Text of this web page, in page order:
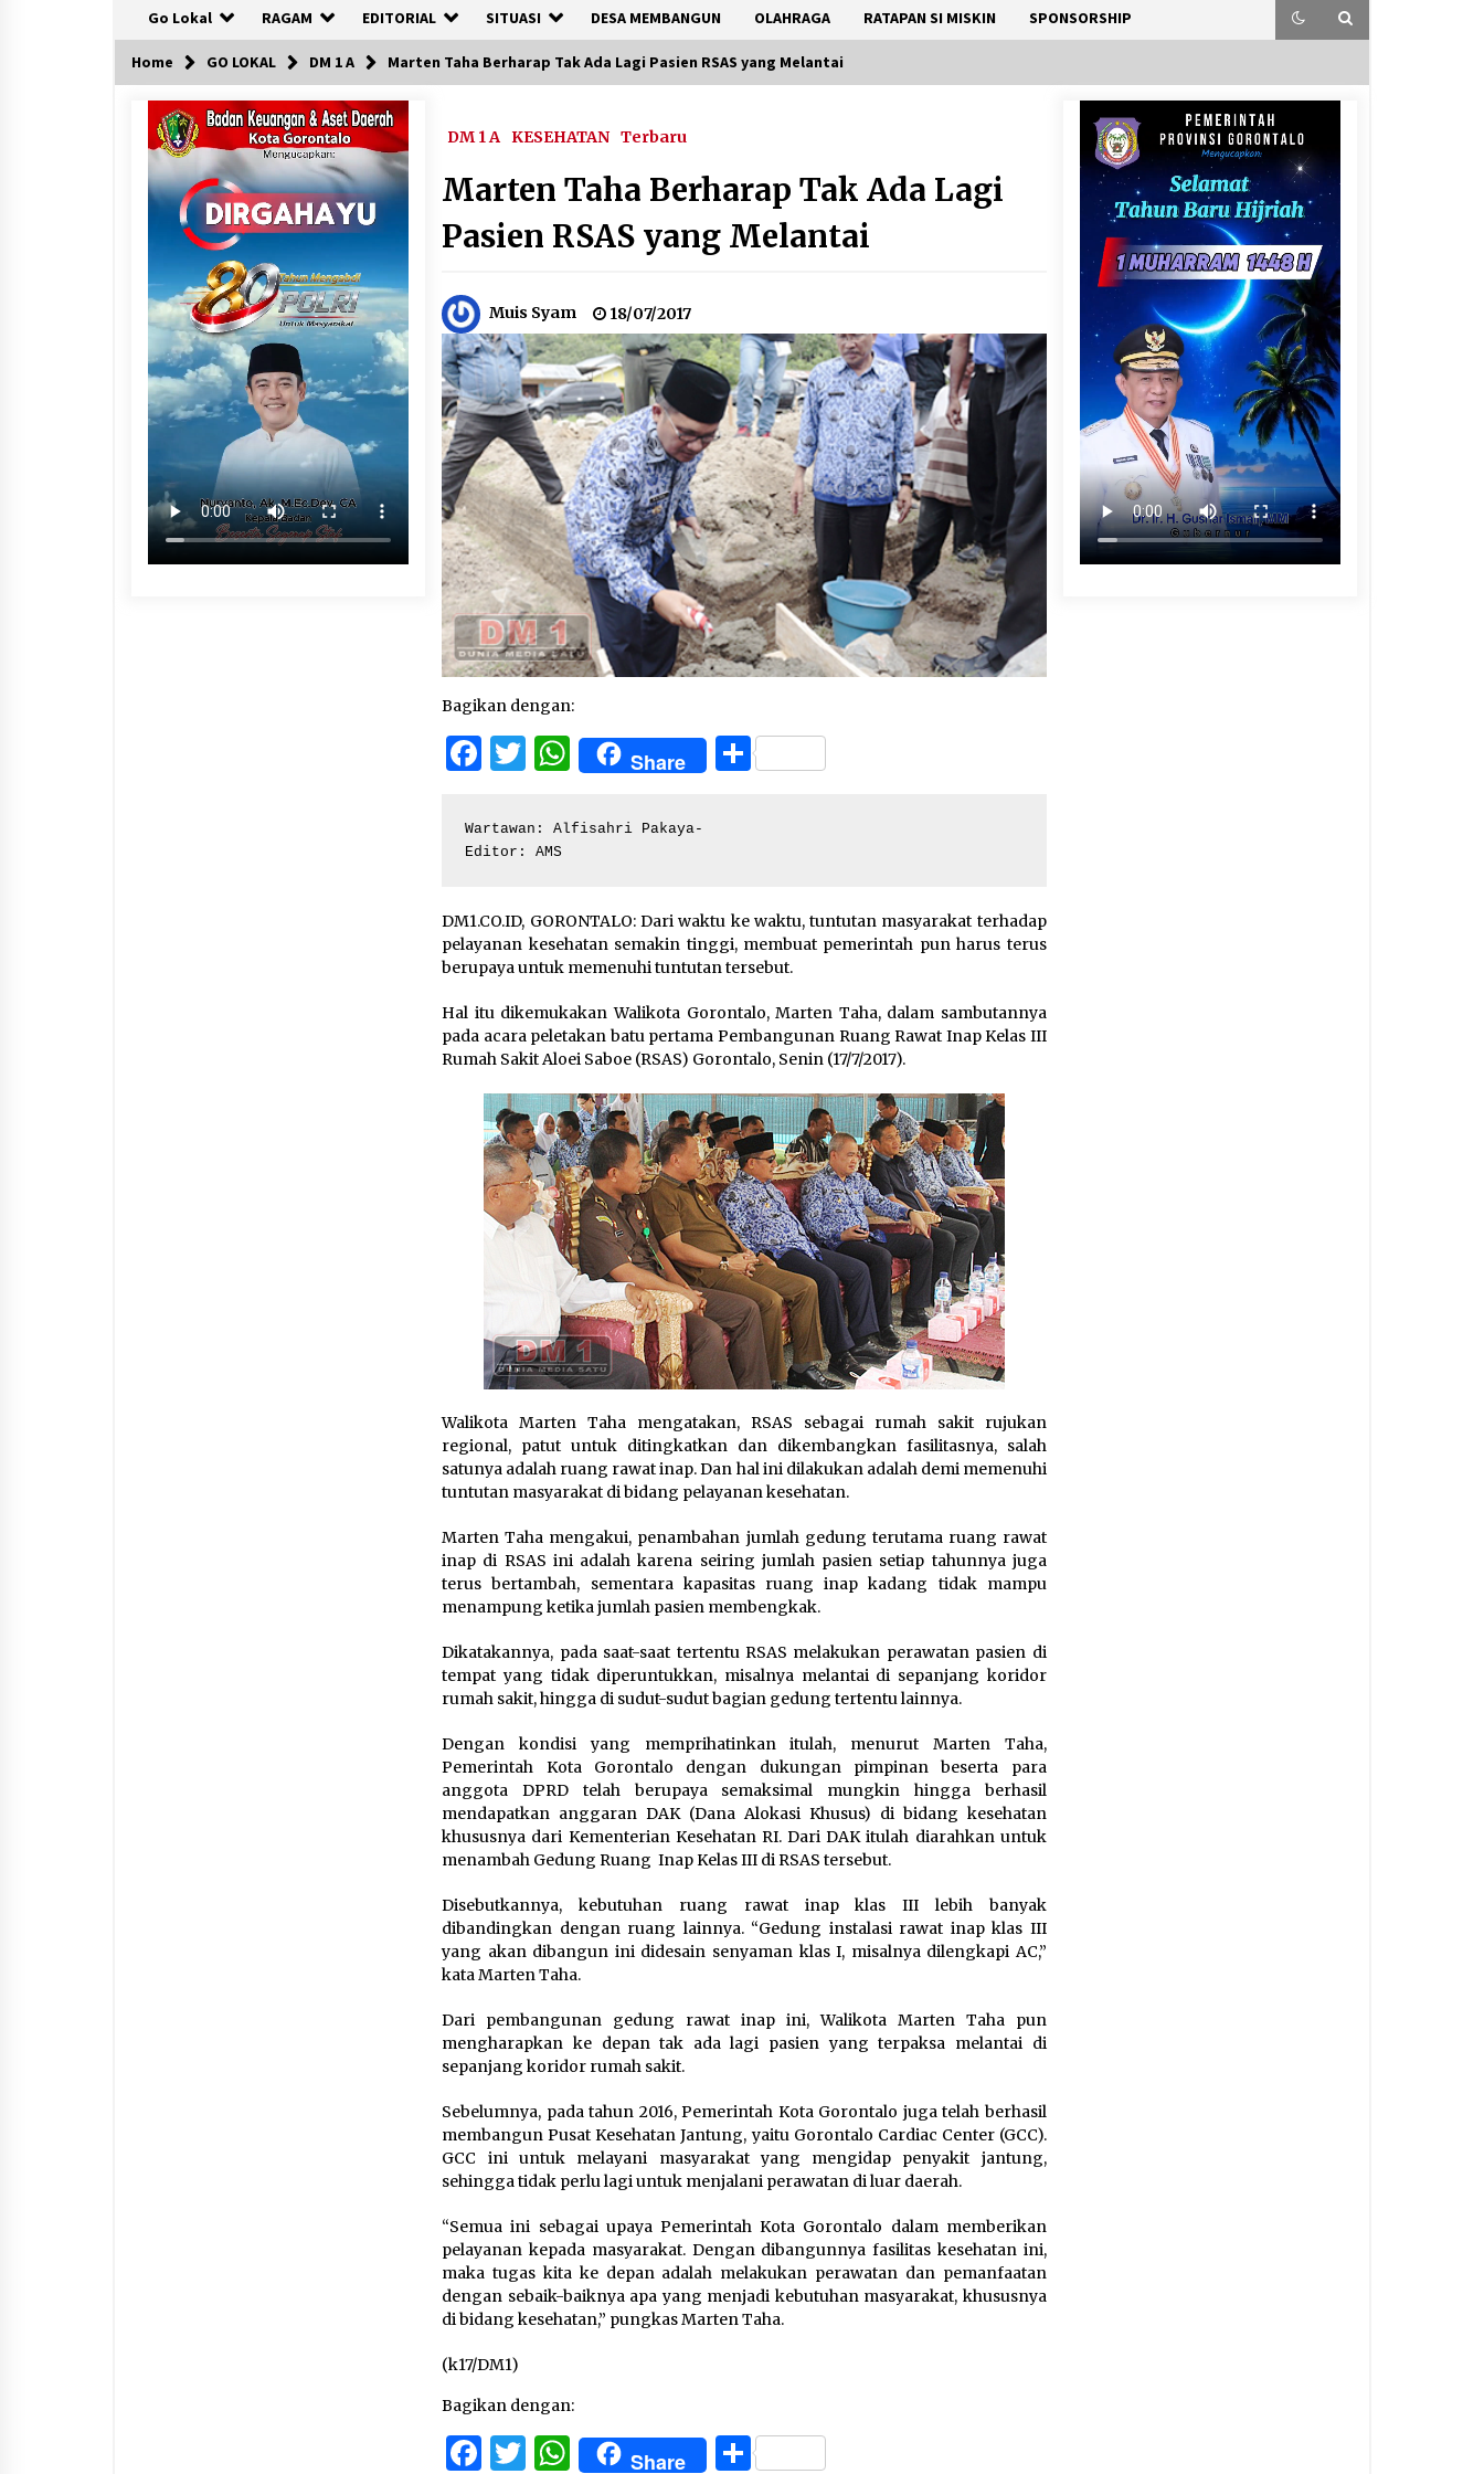
Go Lokal RAGAM EDITORIAL SITUASI DESA MEMBANGUN OLAHRAGA RATAPAN SI MISKIN SPONSORSHIP
Home GO LOKAL DM 1 A Marten Taha Berharap Tak Ada Lagi Pasien RSAS yang Melantai
DM 1 A KESEHATAN Terbaru
Marten Taha Berharap Tak Ada Lagi
Pasien RSAS yang Melantai
Muis Syam 18/07/2017
Bagikan dengan:
Facebook
Twitter
WhatsApp
Share Share
Wartawan: Alfisahri Pakaya-
Editor: AMS
DM1.CO.ID, GORONTALO: Dari waktu ke waktu, tuntutan masyarakat terhadap
pelayanan kesehatan semakin tinggi, membuat pemerintah pun harus terus
berupaya untuk memenuhi tuntutan tersebut.
Hal itu dikemukakan Walikota Gorontalo, Marten Taha, dalam sambutannya
pada acara peletakan batu pertama Pembangunan Ruang Rawat Inap Kelas III
Rumah Sakit Aloei Saboe (RSAS) Gorontalo, Senin (17/7/2017).
Walikota Marten Taha mengatakan, RSAS sebagai rumah sakit rujukan
regional, patut untuk ditingkatkan dan dikembangkan fasilitasnya, salah
satunya adalah ruang rawat inap. Dan hal ini dilakukan adalah demi memenuhi
tuntutan masyarakat di bidang pelayanan kesehatan.
Marten Taha mengakui, penambahan jumlah gedung terutama ruang rawat
inap di RSAS ini adalah karena seiring jumlah pasien setiap tahunnya juga
terus bertambah, sementara kapasitas ruang inap kadang tidak mampu
menampung ketika jumlah pasien membengkak.
Dikatakannya, pada saat-saat tertentu RSAS melakukan perawatan pasien di
tempat yang tidak diperuntukkan, misalnya melantai di sepanjang koridor
rumah sakit, hingga di sudut-sudut bagian gedung tertentu lainnya.
Dengan kondisi yang memprihatinkan itulah, menurut Marten Taha,
Pemerintah Kota Gorontalo dengan dukungan pimpinan beserta para
anggota DPRD telah berupaya semaksimal mungkin hingga berhasil
mendapatkan anggaran DAK (Dana Alokasi Khusus) di bidang kesehatan
khususnya dari Kementerian Kesehatan RI. Dari DAK itulah diarahkan untuk
menambah Gedung Ruang Inap Kelas III di RSAS tersebut.
Disebutkannya, kebutuhan ruang rawat inap klas III lebih banyak
dibandingkan dengan ruang lainnya. “Gedung instalasi rawat inap klas III
yang akan dibangun ini didesain senyaman klas I, misalnya dilengkapi AC,”
kata Marten Taha.
Dari pembangunan gedung rawat inap ini, Walikota Marten Taha pun
mengharapkan ke depan tak ada lagi pasien yang terpaksa melantai di
sepanjang koridor rumah sakit.
Sebelumnya, pada tahun 2016, Pemerintah Kota Gorontalo juga telah berhasil
membangun Pusat Kesehatan Jantung, yaitu Gorontalo Cardiac Center (GCC).
GCC ini untuk melayani masyarakat yang mengidap penyakit jantung,
sehingga tidak perlu lagi untuk menjalani perawatan di luar daerah.
“Semua ini sebagai upaya Pemerintah Kota Gorontalo dalam memberikan
pelayanan kepada masyarakat. Dengan dibangunnya fasilitas kesehatan ini,
maka tugas kita ke depan adalah melakukan perawatan dan pemanfaatan
dengan sebaik-baiknya apa yang menjadi kebutuhan masyarakat, khususnya
di bidang kesehatan,” pungkas Marten Taha.
(k17/DM1)
Bagikan dengan:
Facebook
Twitter
WhatsApp
Share Share